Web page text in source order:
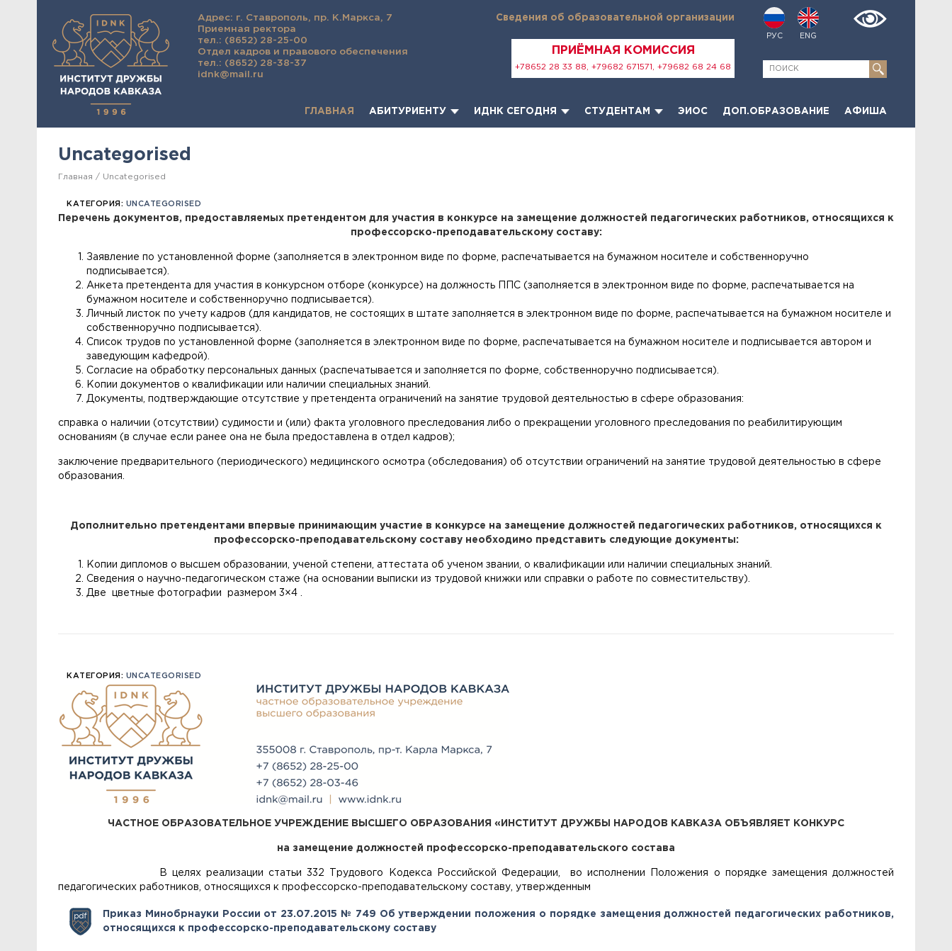
Адрес: г. Ставрополь, пр. К.Маркса, 7
Приемная ректора
тел.: (8652) 28-25-00
Отдел кадров и правового обеспечения
тел.: (8652) 28-38-37
idnk@mail.ru
Сведения об образовательной организации
ПРИЁМНАЯ КОМИССИЯ
+78652 28 33 88, +79682 671571, +79682 68 24 68
РУС ENG
ГЛАВНАЯ АБИТУРИЕНТУ ИДНК СЕГОДНЯ СТУДЕНТАМ ЭИОС ДОП.ОБРАЗОВАНИЕ АФИША
Uncategorised
Главная Uncategorised
КАТЕГОРИЯ: UNCATEGORISED
Перечень документов, предоставляемых претендентом для участия в конкурсе на замещение должностей педагогических работников, относящихся к
профессорско-преподавательскому составу:
Заявление по установленной форме (заполняется в электронном виде по форме, распечатывается на бумажном носителе и собственноручно
подписывается).
Анкета претендента для участия в конкурсном отборе (конкурсе) на должность ППС (заполняется в электронном виде по форме, распечатывается на
бумажном носителе и собственноручно подписывается).
Личный листок по учету кадров (для кандидатов, не состоящих в штате заполняется в электронном виде по форме, распечатывается на бумажном носителе и
собственноручно подписывается).
Список трудов по установленной форме (заполняется в электронном виде по форме, распечатывается на бумажном носителе и подписывается автором и
заведующим кафедрой).
Согласие на обработку персональных данных (распечатывается и заполняется по форме, собственноручно подписывается).
Копии документов о квалификации или наличии специальных знаний.
Документы, подтверждающие отсутствие у претендента ограничений на занятие трудовой деятельностью в сфере образования:
справка о наличии (отсутствии) судимости и (или) факта уголовного преследования либо о прекращении уголовного преследования по реабилитирующим
основаниям (в случае если ранее она не была предоставлена в отдел кадров);
заключение предварительного (периодического) медицинского осмотра (обследования) об отсутствии ограничений на занятие трудовой деятельностью в сфере
образования.
Дополнительно претендентами впервые принимающим участие в конкурсе на замещение должностей педагогических работников, относящихся к
профессорско-преподавательскому составу необходимо представить следующие документы:
Копии дипломов о высшем образовании, ученой степени, аттестата об ученом звании, о квалификации или наличии специальных знаний.
Сведения о научно-педагогическом стаже (на основании выписки из трудовой книжки или справки о работе по совместительству).
Две цветные фотографии размером 3×4 .
КАТЕГОРИЯ: UNCATEGORISED
ЧАСТНОЕ ОБРАЗОВАТЕЛЬНОЕ УЧРЕЖДЕНИЕ ВЫСШЕГО ОБРАЗОВАНИЯ «ИНСТИТУТ ДРУЖБЫ НАРОДОВ КАВКАЗА ОБЪЯВЛЯЕТ КОНКУРС
на замещение должностей профессорско-преподавательского состава
В целях реализации статьи 332 Трудового Кодекса Российской Федерации, во исполнении Положения о порядке замещения должностей
педагогических работников, относящихся к профессорско-преподавательскому составу, утвержденным
Приказ Минобрнауки России от 23.07.2015 № 749 Об утверждении положения о порядке замещения должностей педагогических работников,
относящихся к профессорско-преподавательскому составу